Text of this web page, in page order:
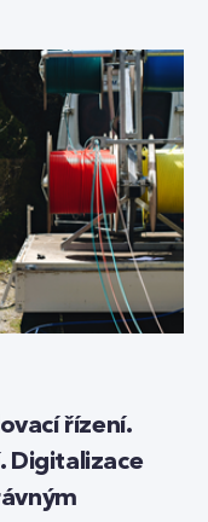
řízení.
Digitalizace